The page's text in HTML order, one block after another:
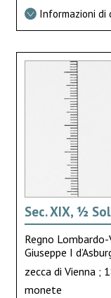
Informazioni di
Sec. XIX, ½
Regno
Giuseppe I
zecca di Vienna ;
monete